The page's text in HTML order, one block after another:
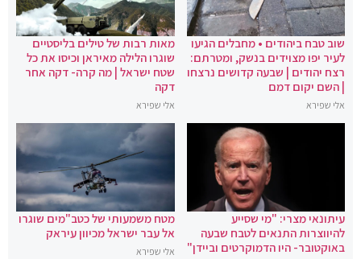
שוב טבח ביהודים • מחבלים הגיעו
לעיר יפו מצוידים בנשק, ומטרתם:
רצח יהודים | שבעה קדושים נרצחו
| השם יקום דמם
אלי שפירא
מאות רבות של טילים בליסטיים
שוגרו הלילה מאיראן וכיסו את כל
שטח ישראל | מה קרה- דקה אחר
דקה
אלי שפירא
עיתונאי מצרי: "מי שסייע
להיווצרות התנאים לטבח שבעה
באוקטובר- היו הדמוקרטים וביידן"
מטח משמעותי של כטב"מים שוגרו
אל עבר ישראל מכיוון עיראק
אלי שפירא